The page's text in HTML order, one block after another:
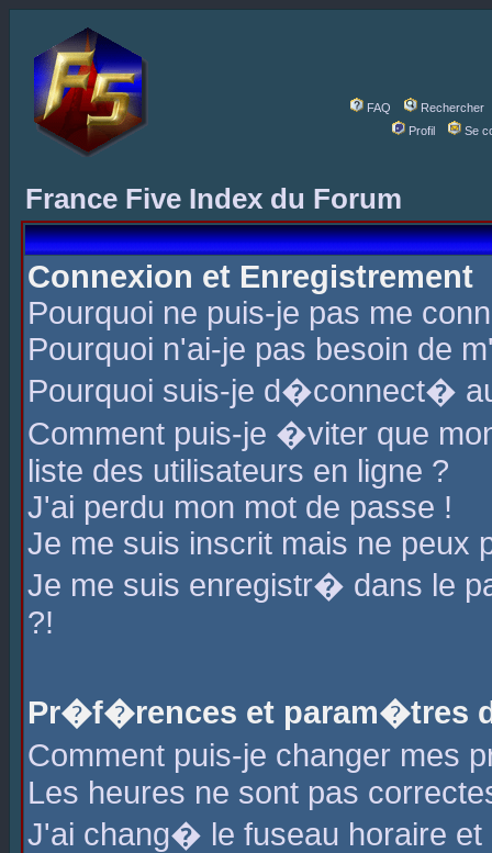
FAQ
Rechercher
Profil
Se
France Five Index du Forum
Connexion et Enregistrement
Pourquoi ne puis-je pas me
Pourquoi n'ai-je pas besoin de
Pourquoi suis-je d�connect�
Comment puis-je �viter que
liste des utilisateurs en ligne ?
J'ai perdu mon mot de passe !
Je me suis inscrit mais ne peux
Je me suis enregistr� dans le
?!
Pr�f�rences et param�tres
Comment puis-je changer mes
Les heures ne sont pas
J'ai chang� le fuseau horaire